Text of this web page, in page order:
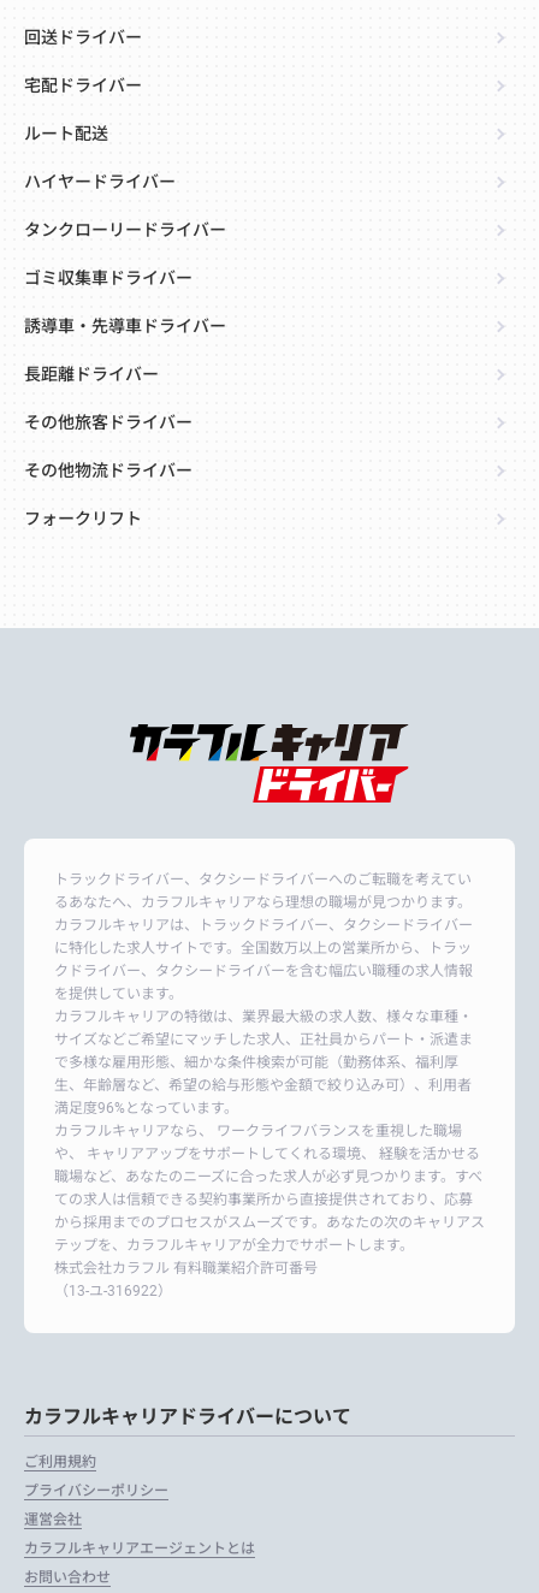
回送ドライバー
宅配ドライバー
ルート配送
ハイヤードライバー
タンクローリードライバー
ゴミ収集車ドライバー
誘導車・先導車ドライバー
長距離ドライバー
その他旅客ドライバー
その他物流ドライバー
フォークリフト
トラックドライバー、タクシードライバーへのご転職を考えてい
るあなたへ、カラフルキャリアなら理想の職場が見つかります。
カラフルキャリアは、トラックドライバー、タクシードライバー
に特化した求人サイトです。全国数万以上の営業所から、トラッ
クドライバー、タクシードライバーを含む幅広い職種の求人情報
を提供しています。
カラフルキャリアの特徴は、業界最大級の求人数、様々な車種・
サイズなどご希望にマッチした求人、正社員からパート・派遣ま
で多様な雇用形態、細かな条件検索が可能（勤務体系、福利厚
生、年齢層など、希望の給与形態や金額で絞り込み可）、利用者
満足度96%となっています。
カラフルキャリアなら、 ワークライフバランスを重視した職場
や、 キャリアアップをサポートしてくれる環境、 経験を活かせる
職場など、あなたのニーズに合った求人が必ず見つかります。すべ
ての求人は信頼できる契約事業所から直接提供されており、応募
から採用までのプロセスがスムーズです。あなたの次のキャリアス
テップを、カラフルキャリアが全力でサポートします。
株式会社カラフル 有料職業紹介許可番号
（13-ユ-316922）
カラフルキャリアドライバーについて
ご利用規約
プライバシーポリシー
運営会社
カラフルキャリアエージェントとは
お問い合わせ